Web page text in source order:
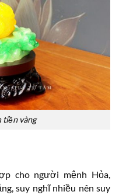
tiền vàng
cho người mệnh Hỏa,
suy nghĩ nhiều nên suy